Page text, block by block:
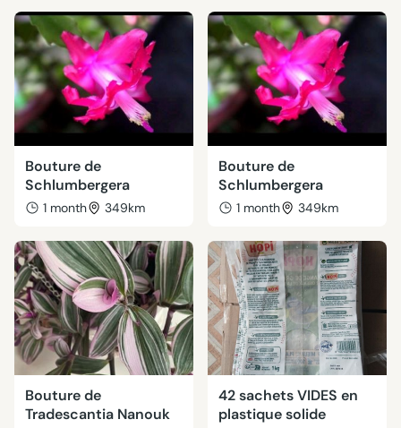
Bouture de
Schlumbergera
1 month 349km
Bouture de
Schlumbergera
1 month 349km
Bouture de
Tradescantia Nanouk
42 sachets VIDES en
plastique solide